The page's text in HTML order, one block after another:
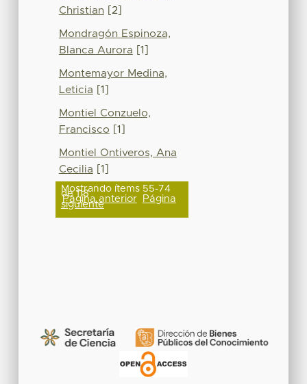
Christian [2]
Mondragón Espinoza,
Blanca Aurora [1]
Montemayor Medina,
Leticia [1]
Montiel Conzuelo,
Francisco [1]
Montiel Ontiveros, Ana
Cecilia [1]
Mostrando ítems 55-74
de 118
Página anterior Página
siguiente